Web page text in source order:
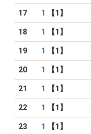
17 1 【1】
18 1 【1】
19 1 【1】
20 1 【1】
21 1 【1】
22 1 【1】
23 1 【1】